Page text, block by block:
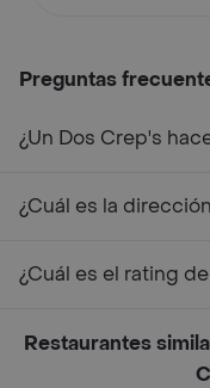
Preguntas
¿Un Dos Crep's
¿Cuál es la
¿Cuál es el rating
Restaurantes